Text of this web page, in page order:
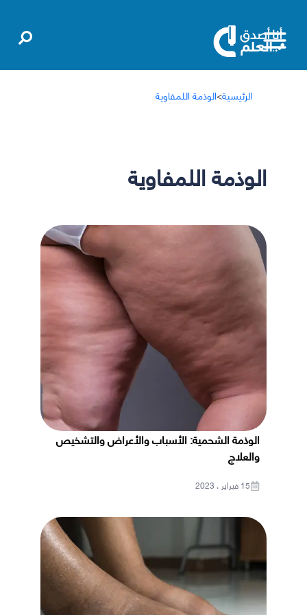
الرئيسية>الوذمة اللمفاوية
الوذمة اللمفاوية
الوذمة الشحمية: الأسباب والأعراض والتشخيص
والعلاج
15 فبراير ، 2023